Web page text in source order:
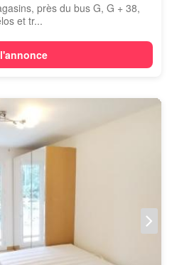
près du bus G, G + 38,
et tr...